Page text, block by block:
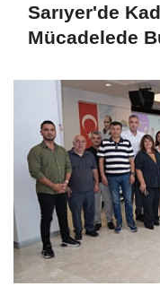
Sarıyer'de
Mücadelede